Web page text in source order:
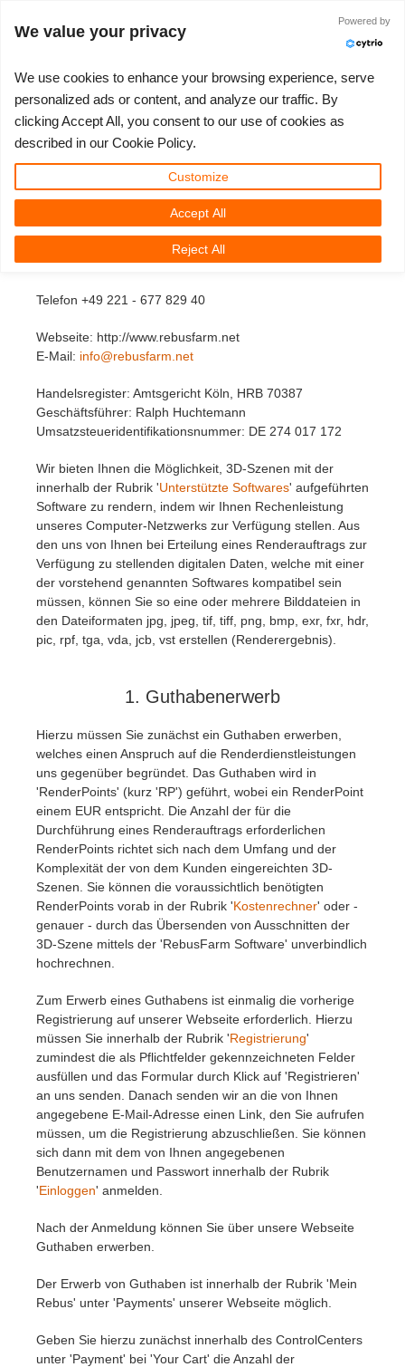
SUPPORT TICKET
Tickets anzeigen
MEIN REBUS
ControlCenter
Unbegrenztes Rendern
Renderjobs
Support Ticket
Rechnungen
Profil ändern
TeamManager
3D ARTIST OF THE YEAR
2023
2021
2019
2018
2016
WETTBEWERBE
Creative 3D Lab. Challenge
Memories Challenge
Summer Vibes 3D Challenge
COMMUNITY
Blog
RebusArt
Making-ofs
3D Artist of the Month
3D Artist of the Year
TUTORIALS
Installation & ControlCenter
Maya Job hochladen
Cinema 4D Job hochladen
Maxwell & Indigo Job hochladen
Blender Job hochladen
Rhino Job hochladen
SUPPORT
Tutorials
Kontakt Support
PREISE
Preise & Rabatte
Unlimited Render Rental
3D SOFTWARES
3ds Max
Maya
Blender
V-Ray
Corona
Arnold
Octane
Mental Ray
Maxwell
LightWave
SketchUp
Rhino
LOS GEHT'S
Quickstart
TeamManager
Anmelden
Vertragsinformationen
'Wir' sind:
Montanusstr. 16
Deutschland
Telefon +49 221 - 677 829 40
Webseite: http://www.rebusfarm.net
E-Mail: info@rebusfarm.net
Handelsregister: Amtsgericht Köln, HRB 70387
Geschäftsführer: Ralph Huchtemann
Umsatzsteueridentifikationsnummer: DE 274 017 172
Wir bieten Ihnen die Möglichkeit, 3D-Szenen mit der
innerhalb der Rubrik 'Unterstützte Softwares' aufgeführten
Software zu rendern, indem wir Ihnen Rechenleistung
unseres Computer-Netzwerks zur Verfügung stellen. Aus
den uns von Ihnen bei Erteilung eines Renderauftrags zur
Verfügung zu stellenden digitalen Daten, welche mit einer
der vorstehend genannten Softwares kompatibel sein
müssen, können Sie so eine oder mehrere Bilddateien in
den Dateiformaten jpg, jpeg, tif, tiff, png, bmp, exr, fxr, hdr,
pic, rpf, tga, vda, jcb, vst erstellen (Renderergebnis).
1. Guthabenerwerb
Hierzu müssen Sie zunächst ein Guthaben erwerben,
welches einen Anspruch auf die Renderdienstleistungen
uns gegenüber begründet. Das Guthaben wird in
'RenderPoints' (kurz 'RP') geführt, wobei ein RenderPoint
einem EUR entspricht. Die Anzahl der für die
Durchführung eines Renderauftrags erforderlichen
RenderPoints richtet sich nach dem Umfang und der
Komplexität der von dem Kunden eingereichten 3D-
Szenen. Sie können die voraussichtlich benötigten
RenderPoints vorab in der Rubrik 'Kostenrechner' oder -
genauer - durch das Übersenden von Ausschnitten der
3D-Szene mittels der 'RebusFarm Software' unverbindlich
hochrechnen.
Zum Erwerb eines Guthabens ist einmalig die vorherige
Registrierung auf unserer Webseite erforderlich. Hierzu
müssen Sie innerhalb der Rubrik 'Registrierung'
zumindest die als Pflichtfelder gekennzeichneten Felder
ausfüllen und das Formular durch Klick auf 'Registrieren'
an uns senden. Danach senden wir an die von Ihnen
angegebene E-Mail-Adresse einen Link, den Sie aufrufen
müssen, um die Registrierung abzuschließen. Sie können
sich dann mit dem von Ihnen angegebenen
Benutzernamen und Passwort innerhalb der Rubrik
'Einloggen' anmelden.
Nach der Anmeldung können Sie über unsere Webseite
Guthaben erwerben.
Der Erwerb von Guthaben ist innerhalb der Rubrik 'Mein
Rebus' unter 'Payments' unserer Webseite möglich.
Geben Sie hierzu zunächst innerhalb des ControlCenters
unter 'Payment' bei 'Your Cart' die Anzahl der
We value your privacy
Powered by
We use cookies to enhance your browsing experience, serve
personalized ads or content, and analyze our traffic. By
clicking Accept All, you consent to our use of cookies as
described in our Cookie Policy.
Customize
Reject All
Accept All